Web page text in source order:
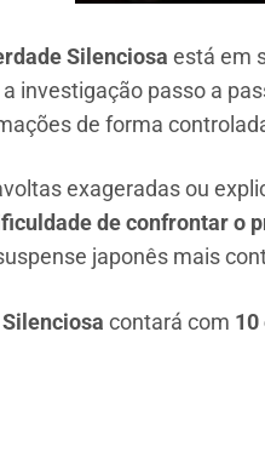
Silenciosa está em
investigação passo a
de forma
exageradas ou
de confrontar o
japonês mais
contará com 10